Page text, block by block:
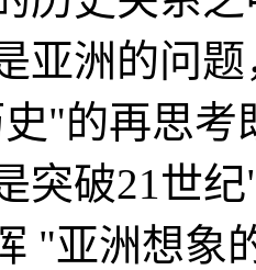
亚洲的问
"的再思考
突破21世
"亚洲想象